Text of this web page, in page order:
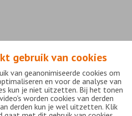
7,9
gebruik van cookies
van geanonimiseerde cookies om
en voor de analyse van
kun je niet uitzetten. Bij het tonen
worden cookies van derden
derden kun je wel uitzetten. Klik